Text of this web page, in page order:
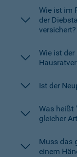
Wie ist im
der
versichert?
Wie ist
Ist der
Was heißt
gleicher
Muss das
einem